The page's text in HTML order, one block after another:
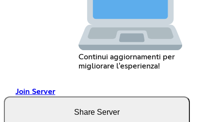
Continui aggiornamenti per
migliorare l'esperienza!
Join Server
Share Server